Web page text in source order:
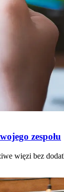
zespołu
więzi bez